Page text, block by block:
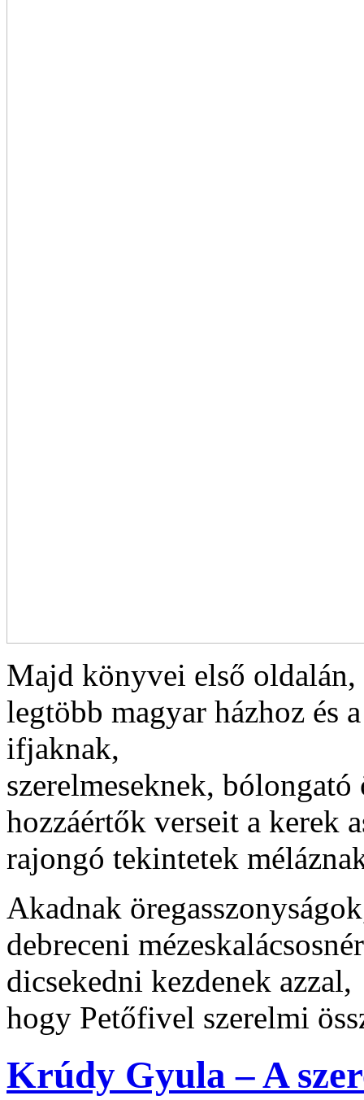
Majd könyvei első
legtöbb magyar házhoz és
ifjaknak,
szerelmeseknek,
hozzáértők verseit a kerek
rajongó tekintetek
Akadnak
debreceni
dicsekedni kezdenek azzal,
hogy Petőfivel szerelmi
Krúdy Gyula – A